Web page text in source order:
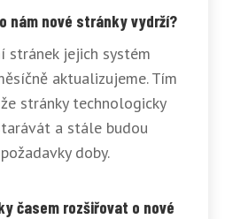
nám nové stránky vydrží?
stránek jejich systém
aktualizujeme. Tím
stránky technologicky
a stále budou
doby.
časem rozšiřovat o nové